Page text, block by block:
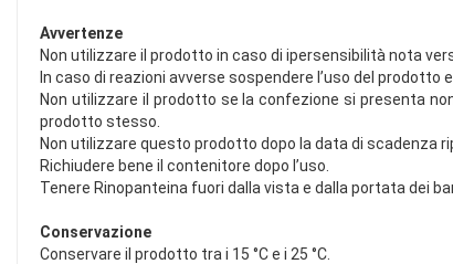
Avvertenze
Non utilizzare il prodotto in caso di ipersensibilità nota
In caso di reazioni avverse sospendere l’uso del prodotto
Non utilizzare il prodotto se la confezione si presenta
prodotto stesso.
Non utilizzare questo prodotto dopo la data di scadenza
Richiudere bene il contenitore dopo l’uso.
Tenere Rinopanteina fuori dalla vista e dalla portata dei
Conservazione
Conservare il prodotto tra i 15 °C e i 25 °C.